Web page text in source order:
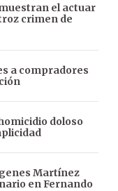
el actuar
crimen de
a compradores
doloso
Martínez
en Fernando